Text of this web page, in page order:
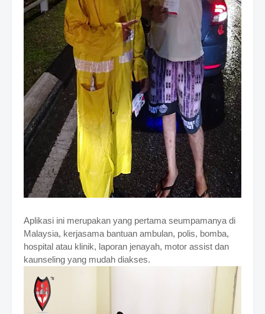
Aplikasi ini merupakan yang pertama seumpamanya di
Malaysia, kerjasama bantuan ambulan, polis, bomba,
hospital atau klinik, laporan jenayah, motor assist dan
kaunseling yang mudah diakses.